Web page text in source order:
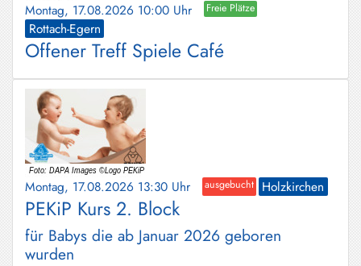
Montag, 17.08.2026 10:00 Uhr Freie Plätze
Rottach-Egern
Offener Treff Spiele Café
Montag, 17.08.2026 13:30 Uhr ausgebucht Holzkirchen
PEKiP Kurs 2. Block
für Babys die ab Januar 2026 geboren
wurden